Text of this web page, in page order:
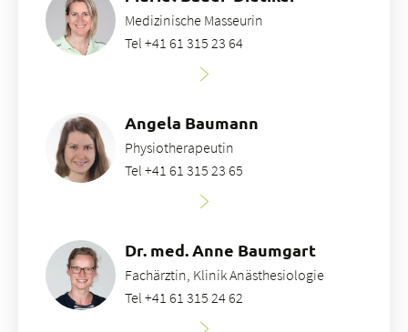
Medizinische Masseurin
Tel +41 61 315 23 64
Angela Baumann
Physiotherapeutin
Tel +41 61 315 23 65
Dr. med. Anne Baumgart
Fachärztin, Klinik Anästhesiologie
Tel +41 61 315 24 62